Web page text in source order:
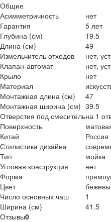
Общие
Асимметричность
нет
Гарантия
5 лет
Глубина (см)
19.5
Длина (см)
49
Измельчитель отходов
нет,
Клапан-автомат
нет,
Крыло
нет
Материал
Монтажная длина (см)
47
Монтажная ширина (см) 39.5
Отверстия под смесительна 1
Поверхность
Китай
Россия
Стилистика дизайна
Тип
мойка
Угловая конструкция
нет
Форма
Цвет
Число основных чаш
1
Ширина (см)
41.5
Отзывы0